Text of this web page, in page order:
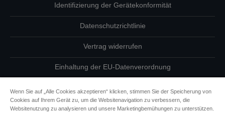
Identifizierung der Gerätekonformität
Datenschutzrichtlinie
Vertrag widerrufen
Einhaltung der EU-Datenverordnung
Informationen zu Cookies
Wenn Sie auf „Alle Cookies akzeptieren“ klicken, stimmen Sie der Speicherung von
Cookies auf Ihrem Gerät zu, um die Websitenavigation zu verbessern, die
Websitenutzung zu analysieren und unsere Marketingbemühungen zu unterstützen.